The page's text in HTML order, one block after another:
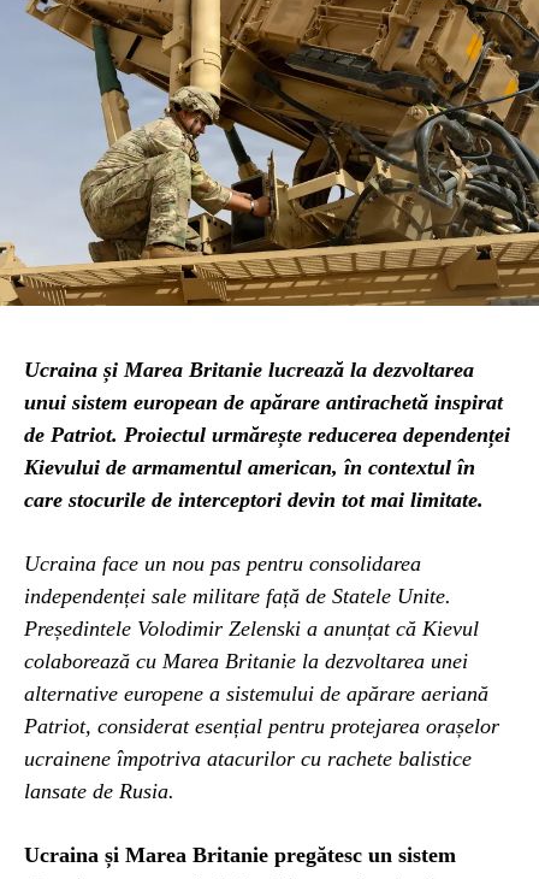
Ucraina și Marea Britanie lucrează la dezvoltarea
unui sistem european de apărare antirachetă inspirat
de Patriot. Proiectul urmărește reducerea dependenței
Kievului de armamentul american, în contextul în
care stocurile de interceptori devin tot mai limitate.
Ucraina face un nou pas pentru consolidarea
independenței sale militare față de Statele Unite.
Președintele Volodimir Zelenski a anunțat că Kievul
colaborează cu Marea Britanie la dezvoltarea unei
alternative europene a sistemului de apărare aeriană
Patriot, considerat esențial pentru protejarea orașelor
ucrainene împotriva atacurilor cu rachete balistice
lansate de Rusia.
Ucraina și Marea Britanie pregătesc un sistem